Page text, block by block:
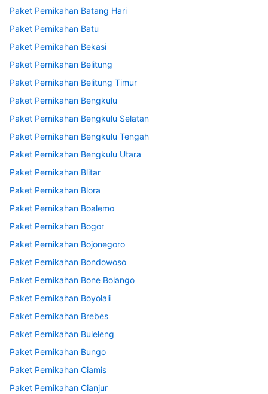
Paket Pernikahan Batang Hari
Paket Pernikahan Batu
Paket Pernikahan Bekasi
Paket Pernikahan Belitung
Paket Pernikahan Belitung Timur
Paket Pernikahan Bengkulu
Paket Pernikahan Bengkulu Selatan
Paket Pernikahan Bengkulu Tengah
Paket Pernikahan Bengkulu Utara
Paket Pernikahan Blitar
Paket Pernikahan Blora
Paket Pernikahan Boalemo
Paket Pernikahan Bogor
Paket Pernikahan Bojonegoro
Paket Pernikahan Bondowoso
Paket Pernikahan Bone Bolango
Paket Pernikahan Boyolali
Paket Pernikahan Brebes
Paket Pernikahan Buleleng
Paket Pernikahan Bungo
Paket Pernikahan Ciamis
Paket Pernikahan Cianjur